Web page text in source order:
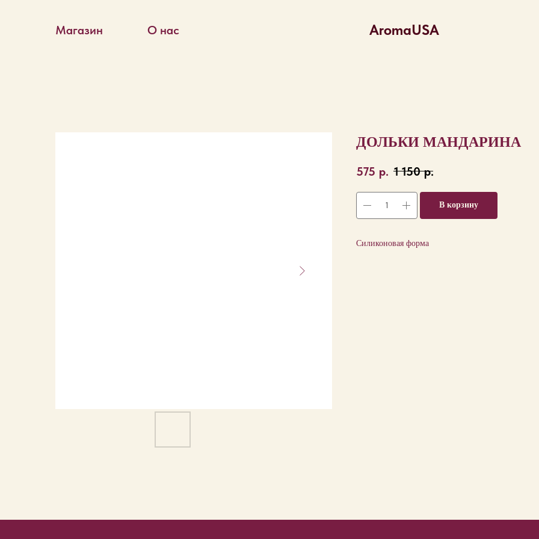
AromaUSA
Магазин О нас
ДОЛЬКИ МАНДАРИНА
575 р. 1 150 р.
В корзину
Силиконовая форма